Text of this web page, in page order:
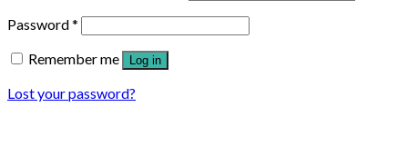
Password*
Remember me
Log in
Lost your password?